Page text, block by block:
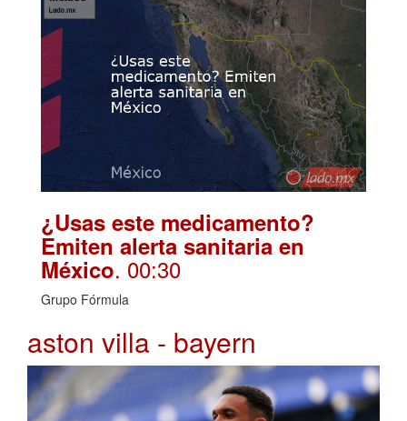
¿Usas este medicamento?
Emiten alerta sanitaria en
México. 00:30
Grupo Fórmula
aston villa - bayern